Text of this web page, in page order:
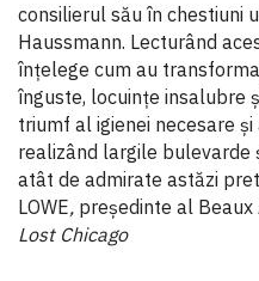
consilierul său în chestiuni
Haussmann. Lecturând
înțelege cum au
înguste, locuințe insalubre
triumf al igienei necesare
realizând largile
atât de admirate astăzi
LOWE, președinte al
Lost Chicago